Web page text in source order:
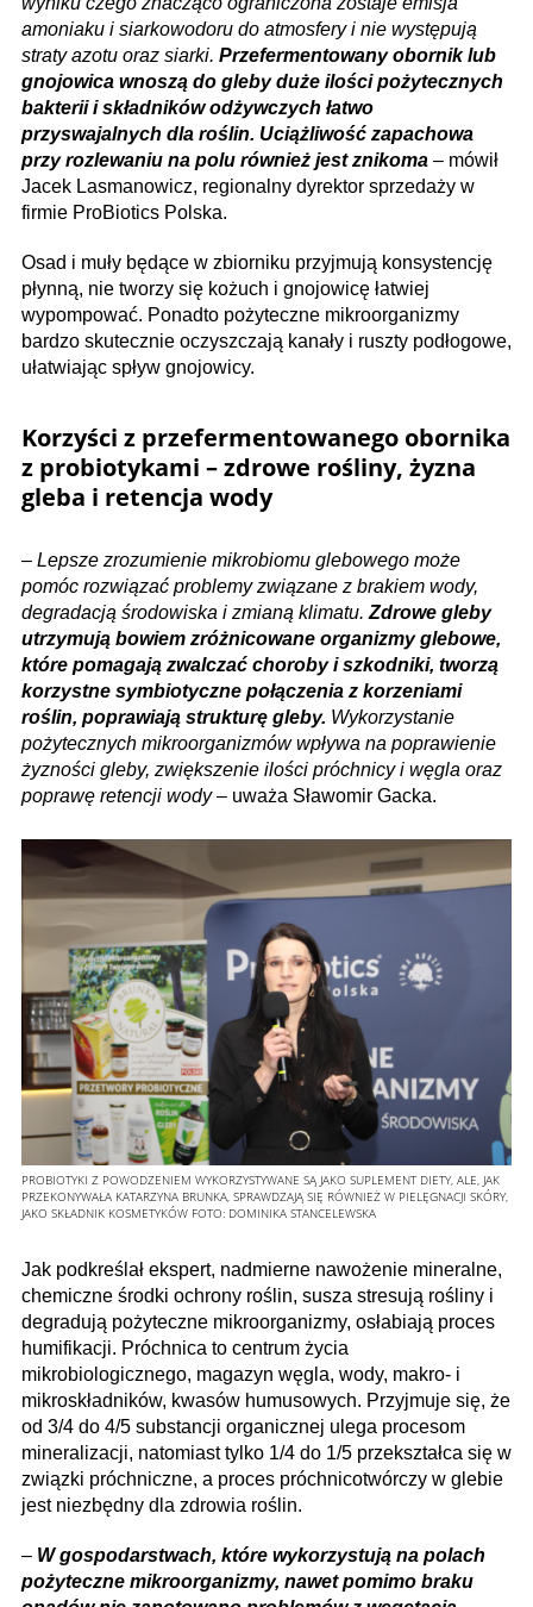
amoniaku i siarkowodoru do atmosfery i nie występują
straty azotu oraz siarki. Przefermentowany obornik lub
gnojowica wnoszą do gleby duże ilości pożytecznych
bakterii i składników odżywczych łatwo
przyswajalnych dla roślin. Uciążliwość zapachowa
przy rozlewaniu na polu również jest znikoma – mówił
Jacek Lasmanowicz, regionalny dyrektor sprzedaży w
firmie ProBiotics Polska.
Osad i muły będące w zbiorniku przyjmują konsystencję
płynną, nie tworzy się kożuch i gnojowicę łatwiej
wypompować. Ponadto pożyteczne mikroorganizmy
bardzo skutecznie oczyszczają kanały i ruszty podłogowe,
ułatwiając spływ gnojowicy.
Korzyści z przefermentowanego obornika
z probiotykami – zdrowe rośliny, żyzna
gleba i retencja wody
– Lepsze zrozumienie mikrobiomu glebowego może
pomóc rozwiązać problemy związane z brakiem wody,
degradacją środowiska i zmianą klimatu. Zdrowe gleby
utrzymują bowiem zróżnicowane organizmy glebowe,
które pomagają zwalczać choroby i szkodniki, tworzą
korzystne symbiotyczne połączenia z korzeniami
roślin, poprawiają strukturę gleby. Wykorzystanie
pożytecznych mikroorganizmów wpływa na poprawienie
żyzności gleby, zwiększenie ilości próchnicy i węgla oraz
poprawę retencji wody– uważa Sławomir Gacka.
PROBIOTYKI Z POWODZENIEM WYKORZYSTYWANE SĄ JAKO SUPLEMENT DIETY, ALE, JAK
PRZEKONYWAŁA KATARZYNA BRUNKA, SPRAWDZAJĄ SIĘ RÓWNIEŻ W PIELĘGNACJI SKÓRY,
JAKO SKŁADNIK KOSMETYKÓW FOTO: DOMINIKA STANCELEWSKA
Jak podkreślał ekspert, nadmierne nawożenie mineralne,
chemiczne środki ochrony roślin, susza stresują rośliny i
degradują pożyteczne mikroorganizmy, osłabiają proces
humifikacji. Próchnica to centrum życia
mikrobiologicznego, magazyn węgla, wody, makro- i
mikroskładników, kwasów humusowych. Przyjmuje się, że
od 3/4 do 4/5 substancji organicznej ulega procesom
mineralizacji, natomiast tylko 1/4 do 1/5 przekształca się w
związki próchniczne, a proces próchnico­twórczy w glebie
jest niezbędny dla zdrowia roślin.
– W gospodarstwach, które wykorzystują na polach
pożyteczne mikroorganizmy, nawet pomimo braku